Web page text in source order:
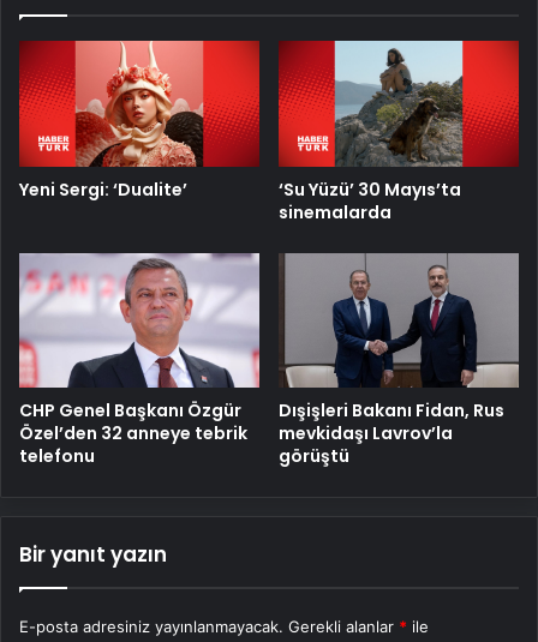
Yeni Sergi: ‘Dualite’
‘Su Yüzü’ 30 Mayıs’ta
sinemalarda
CHP Genel Başkanı Özgür
Özel’den 32 anneye tebrik
telefonu
Dışişleri Bakanı Fidan, Rus
mevkidaşı Lavrov’la
görüştü
Bir yanıt yazın
E-posta adresiniz yayınlanmayacak. Gerekli alanlar * ile